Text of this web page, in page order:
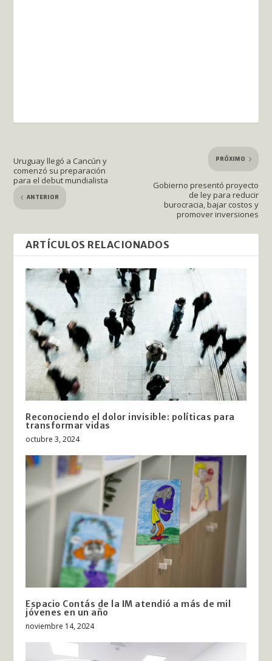
Uruguay llegó a Cancún y
comenzó su preparación
para el debut mundialista
ANTERIOR
PRÓXIMO
Gobierno presentó proyecto
de ley para reducir
burocracia, bajar costos y
promover inversiones
ARTÍCULOS RELACIONADOS
Reconociendo el dolor invisible: políticas para
transformar vidas
octubre 3, 2024
Espacio Contás de la IM atendió a más de mil
jóvenes en un año
noviembre 14, 2024